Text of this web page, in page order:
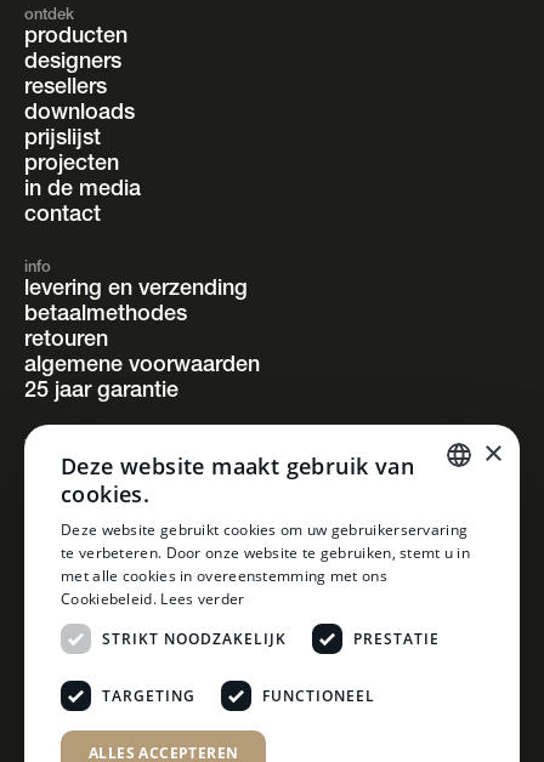
ontdek
producten
designers
resellers
downloads
prijslijst
projecten
in de media
contact
info
levering en verzending
betaalmethodes
retouren
algemene voorwaarden
25 jaar garantie
volg ons
instagram
facebook
linkedin
DUTCH
×
Deze website maakt gebruik van
cookies.
Deze website gebruikt cookies om uw gebruikerservaring
te verbeteren. Door onze website te gebruiken, stemt u in
met alle cookies in overeenstemming met ons
Cookiebeleid. Lees verder
STRIKT NOODZAKELIJK
PRESTATIE
TARGETING FUNCTIONEEL
ALLES ACCEPTEREN